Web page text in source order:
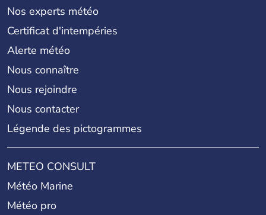
Nos experts météo
Certificat d'intempéries
Alerte météo
Nous connaître
Nous rejoindre
Nous contacter
Légende des pictogrammes
METEO CONSULT
Météo Marine
Météo pro